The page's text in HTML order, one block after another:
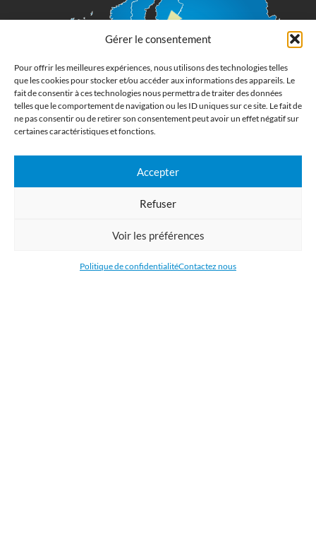
Gérer le consentement
Pour offrir les meilleures expériences, nous utilisons des technologies telles
que les cookies pour stocker et/ou accéder aux informations des appareils. Le
fait de consentir à ces technologies nous permettra de traiter des données
telles que le comportement de navigation ou les ID uniques sur ce site. Le fait de
ne pas consentir ou de retirer son consentement peut avoir un effet négatif sur
certaines caractéristiques et fonctions.
Accepter
Refuser
Voir les préférences
Politique de confidentialitéContactez nous
Imprimerie numérique grand format
entreprise. Nous imprimons : bâche, tissu, film adhésive, drapeau,
Belgique, aux Pays-Bas et au Luxembourg et dans la plupart des pays de